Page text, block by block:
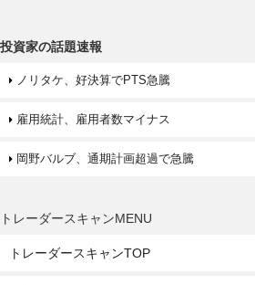
投資家の話題速報
ノリタケ、好決算でPTS急騰
雇用統計、雇用者数マイナス
岡野バルブ、通期計画超過で急騰
トレーダースキャンMENU
トレーダースキャンTOP